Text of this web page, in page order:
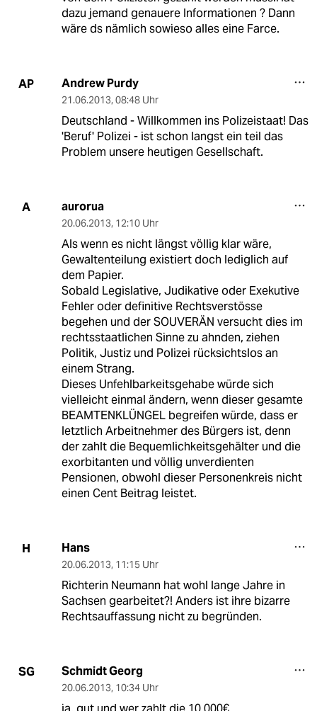
dazu jemand genauere Informationen ? Dann
wäre ds nämlich sowieso alles eine Farce.
AP Andrew Purdy
21.06.2013, 08:48 Uhr
Deutschland - Willkommen ins Polizeistaat! Das
'Beruf' Polizei - ist schon langst ein teil das
Problem unsere heutigen Gesellschaft.
A aurorua
20.06.2013, 12:10 Uhr
Als wenn es nicht längst völlig klar wäre,
Gewaltenteilung existiert doch lediglich auf
dem Papier.
Sobald Legislative, Judikative oder Exekutive
Fehler oder definitive Rechtsverstösse
begehen und der SOUVERÄN versucht dies im
rechtsstaatlichen Sinne zu ahnden, ziehen
Politik, Justiz und Polizei rücksichtslos an
einem Strang.
Dieses Unfehlbarkeitsgehabe würde sich
vielleicht einmal ändern, wenn dieser gesamte
BEAMTENKLÜNGEL begreifen würde, dass er
letztlich Arbeitnehmer des Bürgers ist, denn
der zahlt die Bequemlichkeitsgehälter und die
exorbitanten und völlig unverdienten
Pensionen, obwohl dieser Personenkreis nicht
einen Cent Beitrag leistet.
H Hans
20.06.2013, 11:15 Uhr
Richterin Neumann hat wohl lange Jahre in
Sachsen gearbeitet?! Anders ist ihre bizarre
Rechtsauffassung nicht zu begründen.
SG Schmidt Georg
20.06.2013, 10:34 Uhr